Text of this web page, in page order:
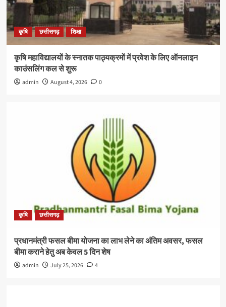
कृषि छत्तीसगढ़ शिक्षा
कृषि महाविद्यालयों के स्नातक पाठ्यक्रमों में प्रवेश के लिए ऑनलाइन
काउंसलिंग कल से शुरू
admin August 4, 2026 0
कृषि छत्तीसगढ़
प्रधानमंत्री फसल बीमा योजना का लाभ लेने का अंतिम अवसर, फसल
बीमा कराने हेतु अब केवल 5 दिन शेष
admin July 25, 2026 4